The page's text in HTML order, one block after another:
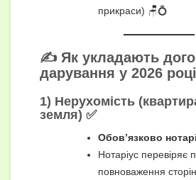
прикраси) 🪑💍
✍️ Як укладають
дарування у 2026
1) Нерухомість
земля) ✅
Обов’язково
Нотаріус перевіряє
повноваження сторін.